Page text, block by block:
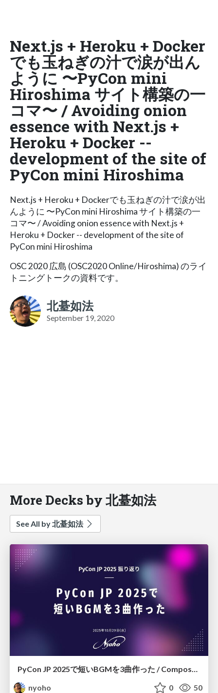
Next.js + Heroku + Docker
でも玉ねぎの汁で涙が出ん
ように 〜PyCon mini
Hiroshima サイト構築の一
コマ〜 / Avoiding onion
essence with Next.js +
Heroku + Docker --
development of the site of
PyCon mini Hiroshima
Next.js + Heroku + Dockerでも玉ねぎの汁で涙が出
んように 〜PyCon mini Hiroshima サイト構築の一
コマ〜 / Avoiding onion essence with Next.js +
Heroku + Docker -- development of the site of
PyCon mini Hiroshima
OSC 2020 広島 (OSC2020 Online/Hiroshima) のライ
トニングトークの資料です。
北䑓如法
September 19, 2020
More Decks by 北䑓如法
See All by 北䑓如法
PyCon JP 2025で短いBGMを3曲作った / Composed 3 pieces of music for PyCon JP 2025
nyoho
0 50